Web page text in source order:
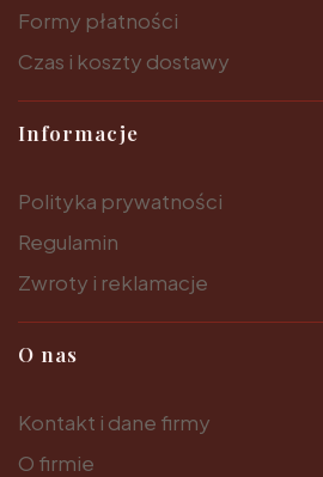
Formy płatności
Czas i koszty dostawy
Informacje
Polityka prywatności
Regulamin
Zwroty i reklamacje
O nas
Kontakt i dane firmy
O firmie